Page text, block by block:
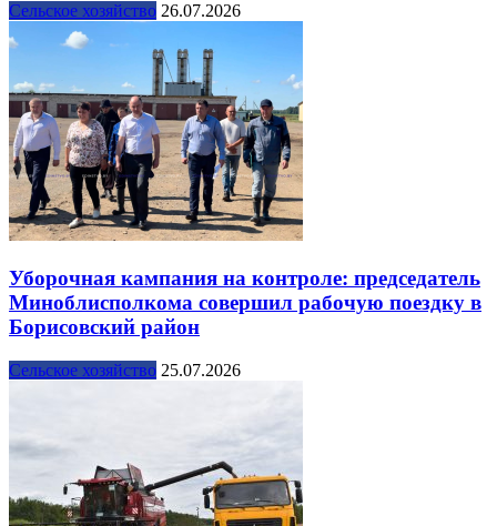
Сельское хозяйство 26.07.2026
Уборочная кампания на контроле: председатель
Миноблисполкома совершил рабочую поездку в
Борисовский район
Сельское хозяйство 25.07.2026